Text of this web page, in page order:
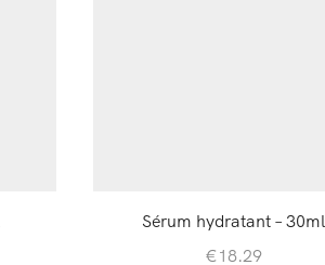
Sérum hydratant – 30ml
€ 18.29